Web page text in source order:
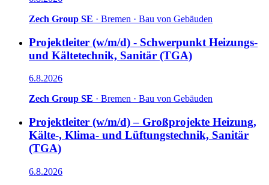
Zech Group SE · Bremen · Bau von Gebäuden
Projektleiter (w/m/d) - Schwerpunkt Heizungs-
und Kältetechnik, Sanitär (TGA)
6.8.2026
Zech Group SE · Bremen · Bau von Gebäuden
Projektleiter (w/m/d) – Großprojekte Heizung,
Kälte-, Klima- und Lüftungstechnik, Sanitär
(TGA)
6.8.2026